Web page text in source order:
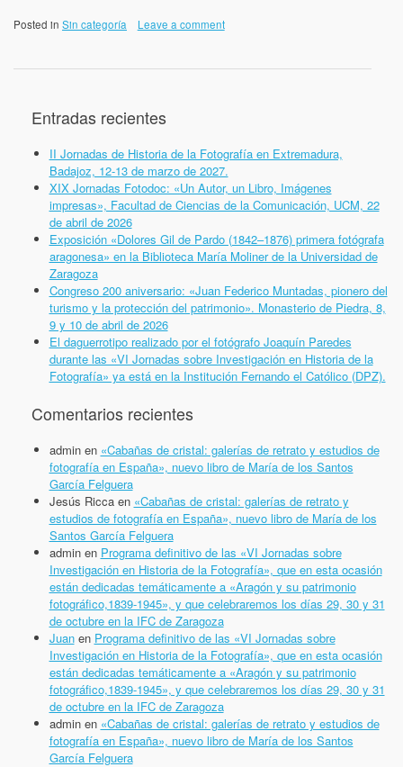
Posted in Sin categoría Leave a comment
Entradas recientes
II Jornadas de Historia de la Fotografía en Extremadura,
Badajoz, 12-13 de marzo de 2027.
XIX Jornadas Fotodoc: «Un Autor, un Libro, Imágenes
impresas», Facultad de Ciencias de la Comunicación, UCM, 22
de abril de 2026
Exposición «Dolores Gil de Pardo (1842–1876) primera fotógrafa
aragonesa» en la Biblioteca María Moliner de la Universidad de
Zaragoza
Congreso 200 aniversario: «Juan Federico Muntadas, pionero del
turismo y la protección del patrimonio». Monasterio de Piedra, 8,
9 y 10 de abril de 2026
El daguerrotipo realizado por el fotógrafo Joaquín Paredes
durante las «VI Jornadas sobre Investigación en Historia de la
Fotografía» ya está en la Institución Fernando el Católico (DPZ).
Comentarios recientes
adminen «Cabañas de cristal: galerías de retrato y estudios de
fotografía en España», nuevo libro de María de los Santos
García Felguera
Jesús Riccaen «Cabañas de cristal: galerías de retrato y
estudios de fotografía en España», nuevo libro de María de los
Santos García Felguera
adminen Programa definitivo de las «VI Jornadas sobre
Investigación en Historia de la Fotografía», que en esta ocasión
están dedicadas temáticamente a «Aragón y su patrimonio
fotográfico,1839-1945», y que celebraremos los días 29, 30 y 31
de octubre en la IFC de Zaragoza
Juanen Programa definitivo de las «VI Jornadas sobre
Investigación en Historia de la Fotografía», que en esta ocasión
están dedicadas temáticamente a «Aragón y su patrimonio
fotográfico,1839-1945», y que celebraremos los días 29, 30 y 31
de octubre en la IFC de Zaragoza
adminen «Cabañas de cristal: galerías de retrato y estudios de
fotografía en España», nuevo libro de María de los Santos
García Felguera